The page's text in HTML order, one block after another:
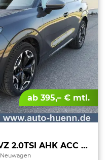
ab 395,– € mtl.
2.0 TSI 195 kW 4Drive VZ 2.0TSI AHK ACC el. Hk Pano GV5/100TKM
Neuwagen